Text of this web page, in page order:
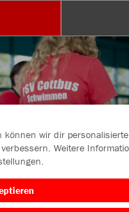
PSV
können wir dir personalisierte
Weitere